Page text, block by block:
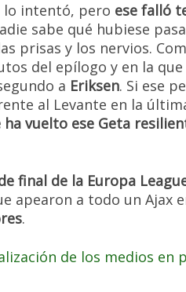
lo intentó, pero ese falló
sabe qué hubiese
prisas y los nervios.
del epílogo y en la que
a Eriksen. Si ese
al Levante en la
vuelto ese Geta
final de la Europa
apearon a todo un Ajax
.
de los medios en